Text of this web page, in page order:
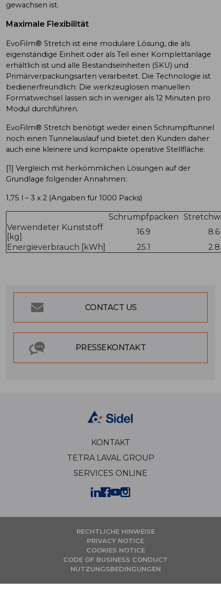
gewachsen ist.
Maximale Flexibilität
EvoFilm® Stretch ist eine modulare Lösung, die als
eigenständige Einheit oder als Teil einer Komplettanlage
erhältlich ist und alle Bestandseinheiten (SKU) und
Primärverpackungsarten verarbeitet. Die Technologie ist
bedienerfreundlich: Die werkzeuglosen manuellen
Formatwechsel lassen sich in weniger als 12 Minuten pro
Modul durchführen.
EvoFilm® Stretch benötigt weder einen Schrumpftunnel
noch einen Tunnelauslauf und bietet den Kunden daher
auch eine kleinere und kompakte operative Stellfläche.
[1] Vergleich mit herkömmlichen Lösungen auf der
Grundlage folgender Annahmen:
1,75 l – 3 x 2 (Angaben für 1000 Packs)
Schrumpfpacken
Verwendeter Kunststoff
[kg]
16.9
8.6
Energieverbrauch [kWh]
25.1 2.8
CONTACT US
PRESSEKONTAKT
KONTAKT
TETRA LAVAL GROUP
SERVICES ONLINE
RECHTLICHE HINWEISE
PRIVACY NOTICE
COOKIES NOTICE
CODE OF BUSINESS CONDUCT
NUTZUNGSBEDINGUNGEN